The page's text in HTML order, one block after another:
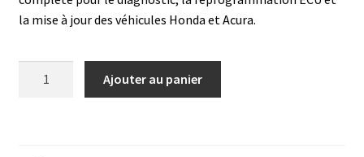
la mise à jour des véhicules Honda et Acura.
Ajouter au panier